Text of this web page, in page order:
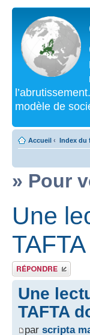
modèle de
Accueil ‹ Index du
» Pour
Une
Répondre
Une
TAFTA
par scripta